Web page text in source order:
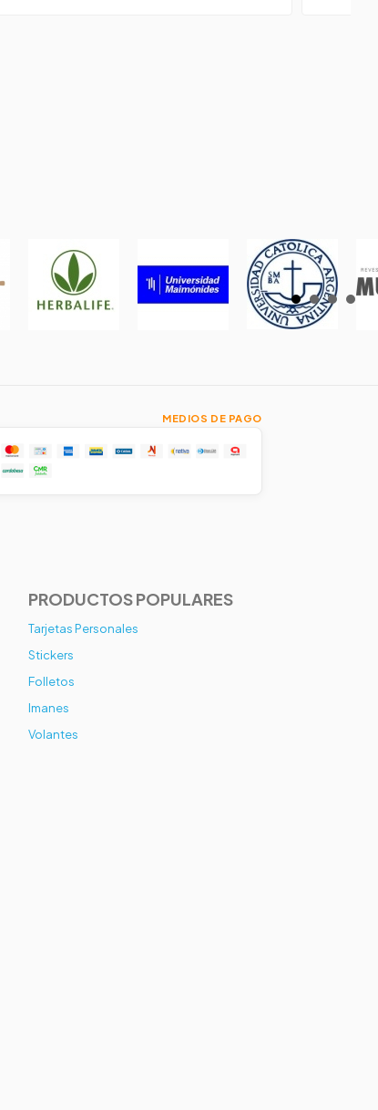
MEDIOS DE PAGO
PRODUCTOS POPULARES
Tarjetas Personales
Stickers
Folletos
Imanes
Volantes